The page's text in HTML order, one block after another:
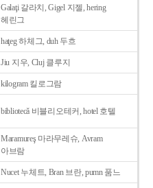
Galaţi 갈라치, Gigel 지젤, hering
헤린그
haţeg 하체그, duh 두흐
Jiu 지우, Cluj 클루지
kilogram 킬로그람
bibliotecǎ 비블리오테커, hotel 호텔
Maramureş 마라무레슈, Avram
아브람
Nucet 누체트, Bran 브란, pumn 품느